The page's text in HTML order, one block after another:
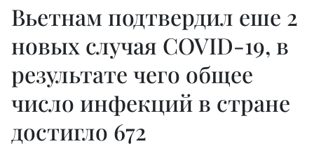
Вьетнам подтвердил еше 2
новых случая COVID-19, в
результате чего общее
число инфекций в стране
достигло 672